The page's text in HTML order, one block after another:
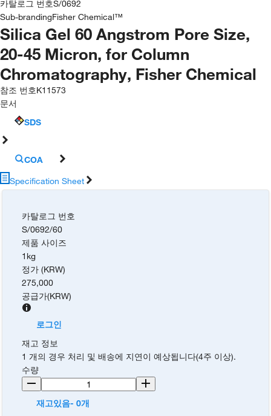
카탈로그 번호S/0692
Sub-brandingFisher Chemical™
Silica Gel 60 Angstrom Pore Size,
20-45 Micron, for Column
Chromatography, Fisher Chemical
참조 번호K11573
문서
SDS
COA
Specification Sheet
카탈로그 번호
S/0692/60
제품 사이즈
1kg
정가 (KRW)
275,000
공급가(KRW)
로그인
재고 정보
1 개의 경우 처리 및 배송에 지연이 예상됩니다(4주 이상).
수량
재고있음- 0개